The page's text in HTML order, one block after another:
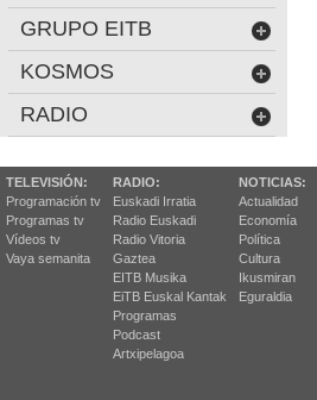
GRUPO EITB
KOSMOS
RADIO
TELEVISIÓN:
Programación tv
Programas tv
Vídeos tv
Vaya semanita
RADIO:
Euskadi Irratia
Radio Euskadi
Radio Vitoria
Gaztea
EITB Musika
EiTB Euskal Kantak
Programas
Podcast
Artxipelagoa
NOTICIAS:
Actualidad
Economía
Política
Cultura
Ikusmiran
Eguraldia